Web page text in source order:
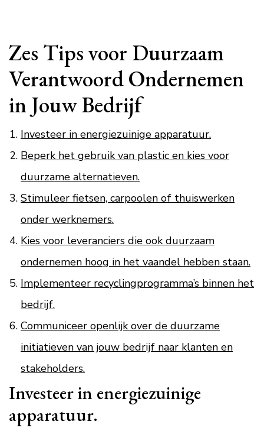
Zes Tips voor Duurzaam
Verantwoord Ondernemen
in Jouw Bedrijf
Investeer in energiezuinige apparatuur.
Beperk het gebruik van plastic en kies voor
duurzame alternatieven.
Stimuleer fietsen, carpoolen of thuiswerken
onder werknemers.
Kies voor leveranciers die ook duurzaam
ondernemen hoog in het vaandel hebben staan.
Implementeer recyclingprogramma’s binnen het
bedrijf.
Communiceer openlijk over de duurzame
initiatieven van jouw bedrijf naar klanten en
stakeholders.
Investeer in energiezuinige
apparatuur.